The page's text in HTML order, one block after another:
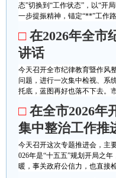
态”切换到“工作状态”，以“开
一步提振精神，锚定“**”工作
□ 在2026年全市
讲话
今天召开全市纪律教育暨作风
问题，进行一次集中检视、系
托底，蓝图再好也落不下去。
□ 在全市2026年
集中整治工作推
今天召开这次专题推进会，主
026年是“十五五”规划开局之
暖，事关政府公信力，也直接